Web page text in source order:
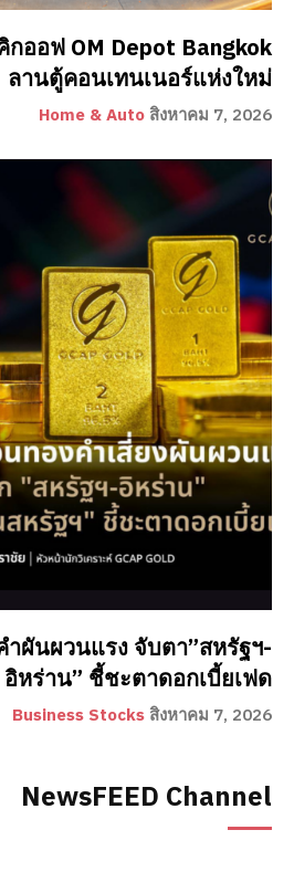
กออฟ OM Depot Bangkok
ลานตู้คอนเทนเนอร์แห่งใหม่
Home & Auto สิงหาคม 7, 2026
ำผันผวนแรง จับตา”สหรัฐฯ-
อิหร่าน” ชี้ชะตาดอกเบี้ยเฟด
Business Stocks สิงหาคม 7, 2026
NewsFEED Channel